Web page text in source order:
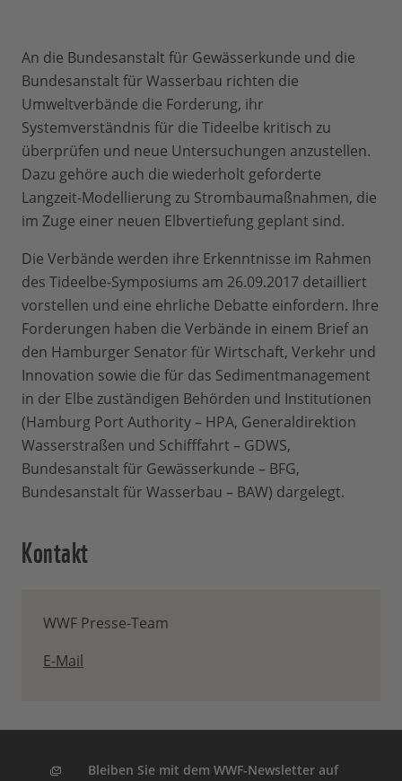
An die Bundesanstalt für Gewässerkunde und die
Bundesanstalt für Wasserbau richten die
Umweltverbände die Forderung, ihr
Systemverständnis für die Tideelbe kritisch zu
überprüfen und neue Untersuchungen anzustellen.
Dazu gehöre auch die wiederholt geforderte
Langzeit-Modellierung zu Strombaumaßnahmen, die
im Zuge einer neuen Elbvertiefung geplant sind.
Die Verbände werden ihre Erkenntnisse im Rahmen
des Tideelbe-Symposiums am 26.09.2017 detailliert
vorstellen und eine ehrliche Debatte einfordern. Ihre
Forderungen haben die Verbände in einem Brief an
den Hamburger Senator für Wirtschaft, Verkehr und
Innovation sowie die für das Sedimentmanagement
in der Elbe zuständigen Behörden und Institutionen
(Hamburg Port Authority – HPA, Generaldirektion
Wasserstraßen und Schifffahrt – GDWS,
Bundesanstalt für Gewässerkunde – BFG,
Bundesanstalt für Wasserbau – BAW) dargelegt.
Kontakt
WWF Presse-Team
E-Mail
Bleiben Sie mit dem WWF-Newsletter auf